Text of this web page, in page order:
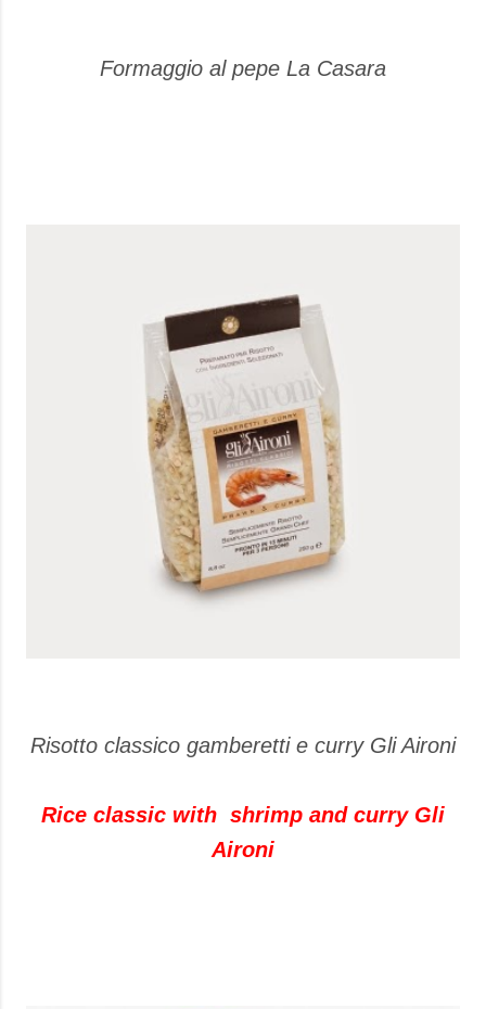
Formaggio al pepe La Casara
Risotto classico gamberetti e curry Gli Aironi
Rice classic with shrimp and curry Gli
Aironi